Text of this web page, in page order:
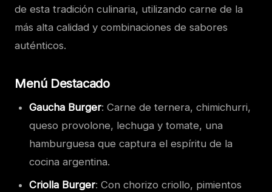
de esta tradición culinaria, utilizando carne de la
más alta calidad y combinaciones de sabores
auténticos.
Menú Destacado
Gaucha Burger: Carne de ternera, chimichurri,
queso provolone, lechuga y tomate, una
hamburguesa que captura el espíritu de la
cocina argentina.
Criolla Burger: Con chorizo criollo, pimientos